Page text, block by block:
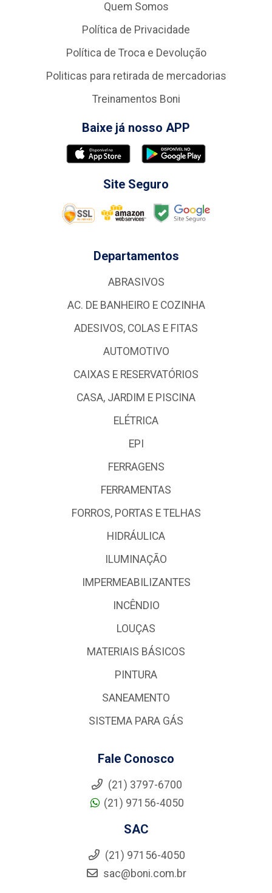
Quem Somos
Política de Privacidade
Política de Troca e Devolução
Politicas para retirada de mercadorias
Treinamentos Boni
Baixe já nosso APP
Site Seguro
Departamentos
ABRASIVOS
AC. DE BANHEIRO E COZINHA
ADESIVOS, COLAS E FITAS
AUTOMOTIVO
CAIXAS E RESERVATÓRIOS
CASA, JARDIM E PISCINA
ELÉTRICA
EPI
FERRAGENS
FERRAMENTAS
FORROS, PORTAS E TELHAS
HIDRÁULICA
ILUMINAÇÃO
IMPERMEABILIZANTES
INCÊNDIO
LOUÇAS
MATERIAIS BÁSICOS
PINTURA
SANEAMENTO
SISTEMA PARA GÁS
Fale Conosco
(21) 3797-6700
(21) 97156-4050
SAC
(21) 97156-4050
sac@boni.com.br